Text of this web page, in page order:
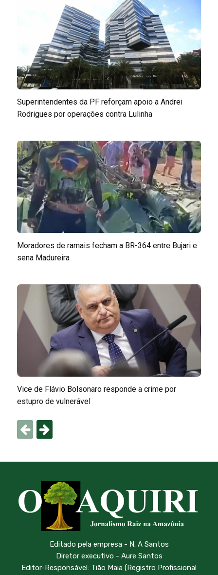
Superintendentes da PF reforçam apoio a Andrei
Rodrigues por operações contra Lulinha
Moradores de ramais fecham a BR-364 entre Bujari e
sena Madureira
Vice de Flávio Bolsonaro responde a crime por
estupro de vulnerável
Editado pela empresa - N. A Santos
Diretor executivo - Aure Santos
Editor-Responsável: Tião Maia (Registro Profissional